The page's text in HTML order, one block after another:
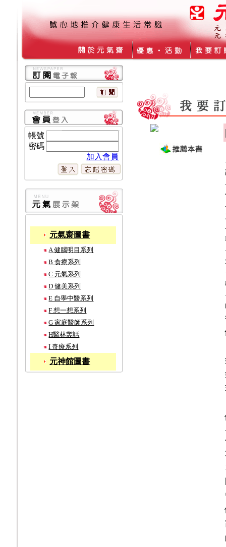
帳號
密碼
加入會員
元氣齋圖書
A 健腦明目系列
B 食療系列
C 元氣系列
D 健美系列
E 自學中醫系列
F 想一想系列
G 家庭醫師系列
H醫林叢話
I 奇療系列
元神館圖書